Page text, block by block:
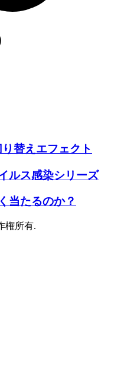
替えエフェクト
ルス感染シリーズ
当たるのか？
権所有.